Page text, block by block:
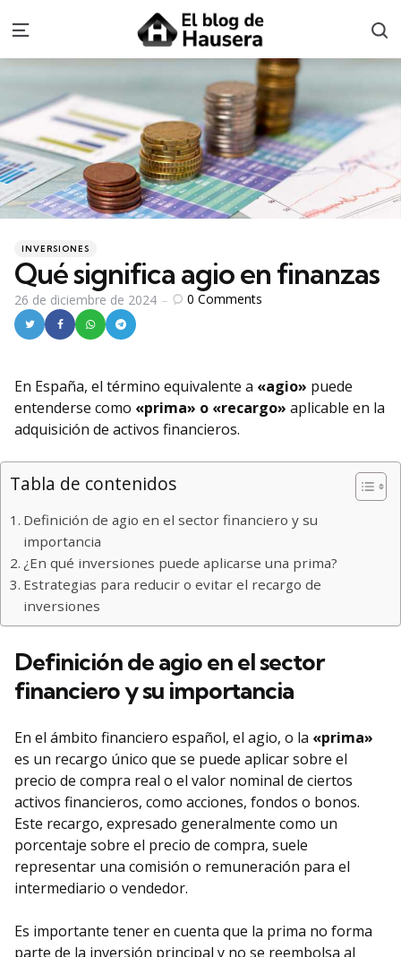
Menu
Categories
Posted
INVERSIONES
Qué significa agio en finanzas
26 de diciembre de 2024 0 Comments
En España, el término equivalente a «agio» puede
entenderse como «prima» o «recargo» aplicable en la
adquisición de activos financieros.
Tabla de contenidos
Definición de agio en el sector financiero y su
importancia
¿En qué inversiones puede aplicarse una prima?
Estrategias para reducir o evitar el recargo de
inversiones
Definición de agio en el sector
financiero y su importancia
En el ámbito financiero español, el agio, o la «prima»
es un recargo único que se puede aplicar sobre el
precio de compra real o el valor nominal de ciertos
activos financieros, como acciones, fondos o bonos.
Este recargo, expresado generalmente como un
porcentaje sobre el precio de compra, suele
representar una comisión o remuneración para el
intermediario o vendedor.
Es importante tener en cuenta que la prima no forma
parte de la inversión principal y no se reembolsa al